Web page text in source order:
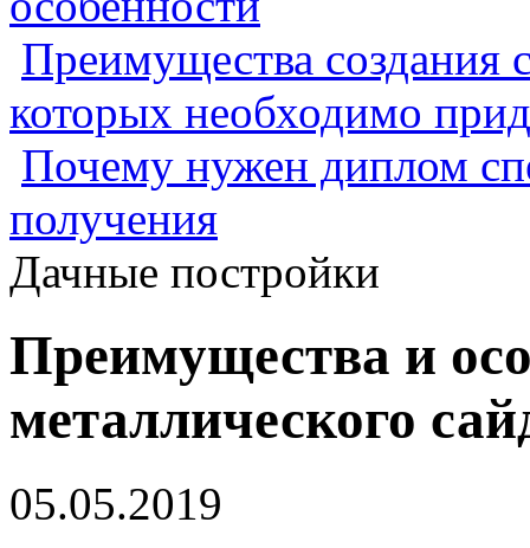
Преимущества создания
которых необходимо
Почему нужен диплом
получения
Дачные постройки
Преимущества и
металлического
05.05.2019